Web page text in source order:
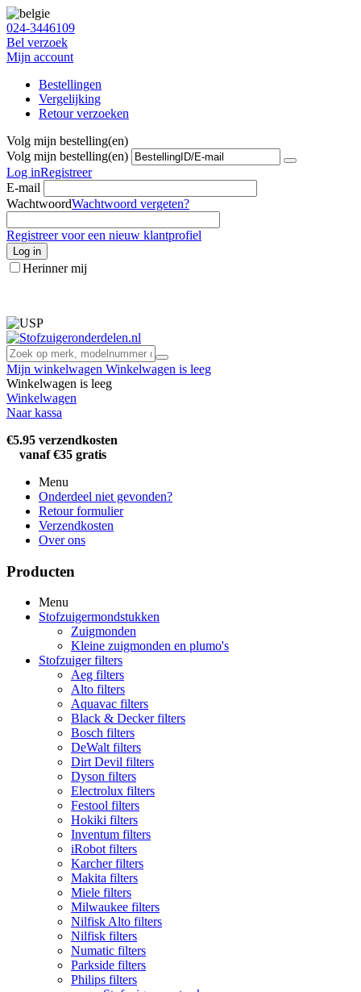
024-3446109
Bel verzoek
Mijn account
Bestellingen
Vergelijking
Retour verzoeken
Volg mijn bestelling(en)
Volg mijn bestelling(en)
Log inRegistreer
E-mail
WachtwoordWachtwoord vergeten?
Registreer voor een nieuw klantprofiel
Log in
Herinner mij
Mijn winkelwagen Winkelwagen is leeg
Winkelwagen is leeg
Winkelwagen
Naar kassa
€5.95 verzendkosten
vanaf €35 gratis
Menu
Onderdeel niet gevonden?
Retour formulier
Verzendkosten
Over ons
Producten
Menu
Stofzuigermondstukken
Zuigmonden
Kleine zuigmonden en plumo's
Stofzuiger filters
Aeg filters
Alto filters​
Aquavac filters
Black & Decker filters
Bosch filters
DeWalt filters
Dirt Devil filters
Dyson filters
Electrolux filters
Festool filters
Hokiki filters
Inventum filters
iRobot filters
Karcher filters
Makita filters
Miele filters
Milwaukee filters
Nilfisk Alto filters
Nilfisk filters
Numatic filters
Parkside filters
Philips filters